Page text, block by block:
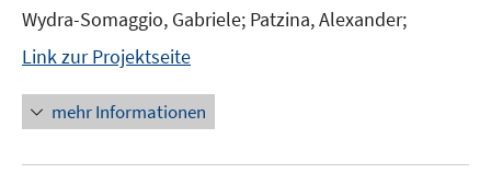
Wydra-Somaggio, Gabriele; Patzina, Alexander;
Link zur Projektseite
mehr Informationen